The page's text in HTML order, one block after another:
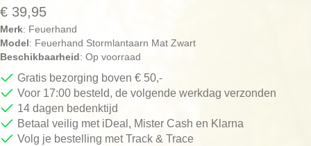
€ 39,95
Merk: Feuerhand
Model: Feuerhand Stormlantaarn Mat Zwart
Beschikbaarheid: Op voorraad
Gratis bezorging boven € 50,-
Voor 17:00 besteld, de volgende werkdag verzonden
14 dagen bedenktijd
Betaal veilig met iDeal, Mister Cash en Klarna
Volg je bestelling met Track & Trace